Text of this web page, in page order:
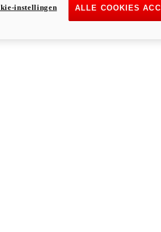
ALLE COOKIES
instellingen